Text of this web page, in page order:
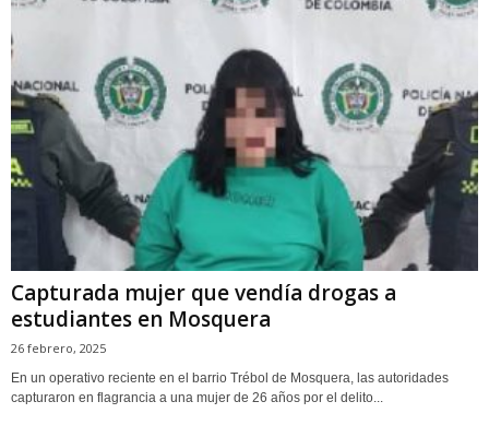
Capturada mujer que vendía drogas a
estudiantes en Mosquera
26 febrero, 2025
En un operativo reciente en el barrio Trébol de Mosquera, las autoridades
capturaron en flagrancia a una mujer de 26 años por el delito...